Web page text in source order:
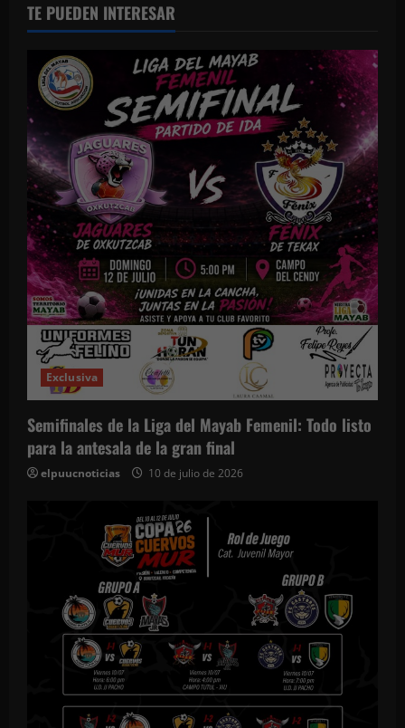
TE PUEDEN INTERESAR
Exclusiva
Semifinales de la Liga del Mayab Femenil: Todo listo
para la antesala de la gran final
elpuucnoticias 10 de julio de 2026